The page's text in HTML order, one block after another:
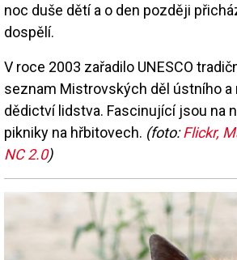
noc duše dětí a o den později
dospělí.
V roce 2003 zařadilo UNESCO
seznam Mistrovských děl ústního
dědictví lidstva. Fascinující jsou na
pikniky na hřbitovech. (foto:Flickr,
NC 2.0)